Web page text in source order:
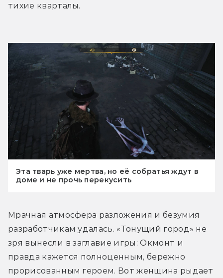
тихие кварталы.
Эта тварь уже мертва, но её собратья ждут в
доме и не прочь перекусить
Мрачная атмосфера разложения и безумия
разработчикам удалась. «Тонущий город» не
зря вынесли в заглавие игры: Окмонт и
правда кажется полноценным, бережно
прорисованным героем. Вот женщина рыдает